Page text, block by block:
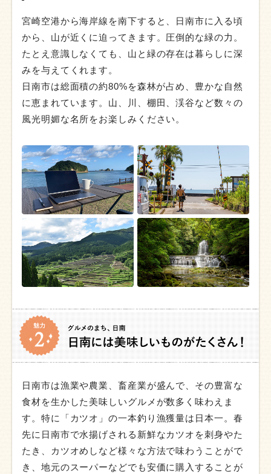
宮崎空港から海岸線を南下すると、日南市に入る頃
から、山が近くに迫ってきます。圧倒的な緑の力。
たとえ意識しなくても、山と緑の存在は暮らしに深
みを与えてくれます。
日南市は総面積の約80%を森林が占め、豊かな自然
に恵まれています。山、川、棚田、渓谷など数々の
風光明媚な名所をお楽しみください。
日南市は漁業や農業、畜産業が盛んで、その豊富な
食材を生かした美味しいグルメが数多く味わえま
す。特に「カツオ」の一本釣り漁獲量は日本一。春
先に日南市で水揚げされる新鮮なカツオを刺身やた
たき、カツオめしなど様々な方法で味わうことがで
き、地元のスーパーなどでも安価に購入することが